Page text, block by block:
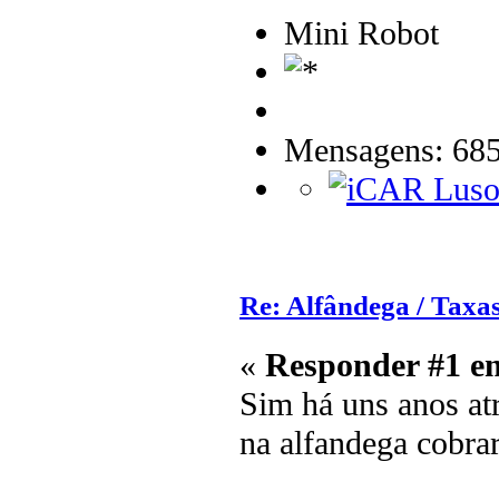
Mini Robot
Mensagens:
Re: Alfândega /
« Responder #1
Sim há uns anos
na alfandega